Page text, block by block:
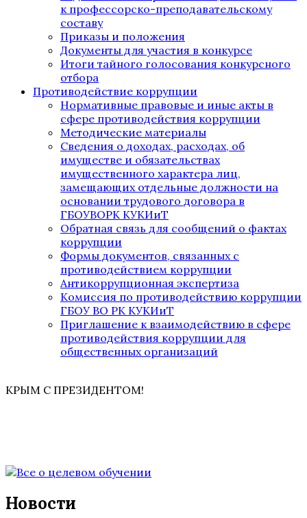
к профессорско-преподавательскому
составу
Приказы и положения
Документы для участия в конкурсе
Итоги тайного голосования конкурсного
отбора
Противодействие коррупции
Нормативные правовые и иные акты в
сфере противодействия коррупции
Методические материалы
Сведения о доходах, расходах, об
имуществе и обязательствах
имущественного характера лиц,
замещающих отдельные должности на
основании трудового договора в
ГБОУВОРК КУКИиТ
Обратная связь для сообщений о фактах
коррупции
Формы документов, связанных с
противодействием коррупции
Антикоррупционная экспертиза
Комиссия по противодействию коррупции
ГБОУ ВО РК КУКИиТ
Приглашение к взаимодействию в сфере
противодействия коррупции для
общественных организаций
КРЫМ С ПРЕЗИДЕНТОМ!
Новости